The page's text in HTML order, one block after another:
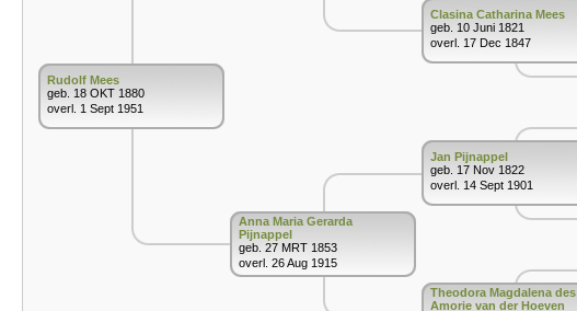
Rudolf Mees
geb. 18 OKT 1880
overl. 1 Sept 1951
Anna Maria Gerarda
Pijnappel
geb. 27 MRT 1853
overl. 26 Aug 1915
Clasina Catharina Mees
geb. 10 Juni 1821
overl. 17 Dec 1847
Jan Pijnappel
geb. 17 Nov 1822
overl. 14 Sept 1901
Theodora Magdalena des
Amorie van der Hoeven